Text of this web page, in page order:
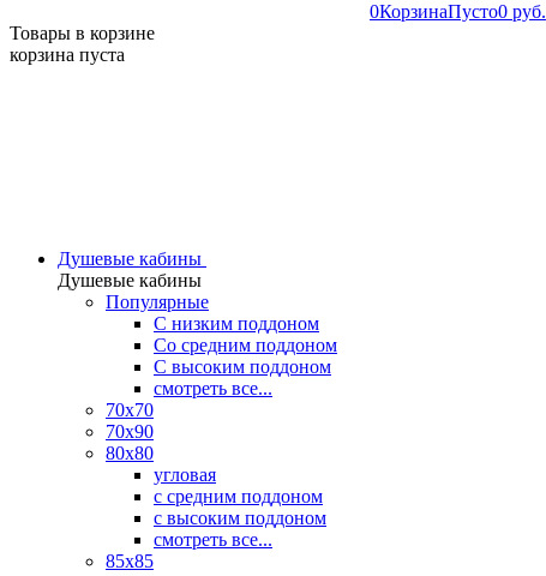
0КорзинаПусто0 руб.
Товары в корзине
корзина пуста
Душевые кабины
Душевые кабины
Популярные
C низким поддоном
Со средним поддоном
С высоким поддоном
смотреть все...
70х70
70х90
80х80
угловая
с средним поддоном
с высоким поддоном
смотреть все...
85х85